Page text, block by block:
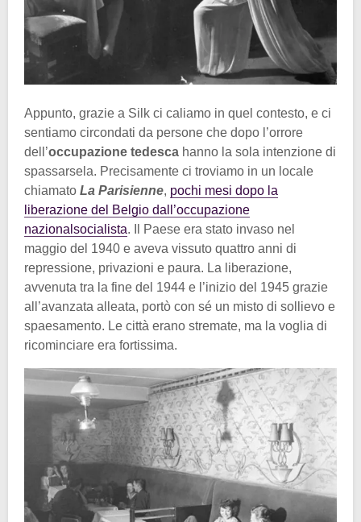
Appunto, grazie a Silk ci caliamo in quel contesto, e ci
sentiamo circondati da persone che dopo l’orrore
dell’occupazione tedesca hanno la sola intenzione di
spassarsela. Precisamente ci troviamo in un locale
chiamato La Parisienne, pochi mesi dopo la
liberazione del Belgio dall’occupazione
nazionalsocialista. Il Paese era stato invaso nel
maggio del 1940 e aveva vissuto quattro anni di
repressione, privazioni e paura. La liberazione,
avvenuta tra la fine del 1944 e l’inizio del 1945 grazie
all’avanzata alleata, portò con sé un misto di sollievo e
spaesamento. Le città erano stremate, ma la voglia di
ricominciare era fortissima.